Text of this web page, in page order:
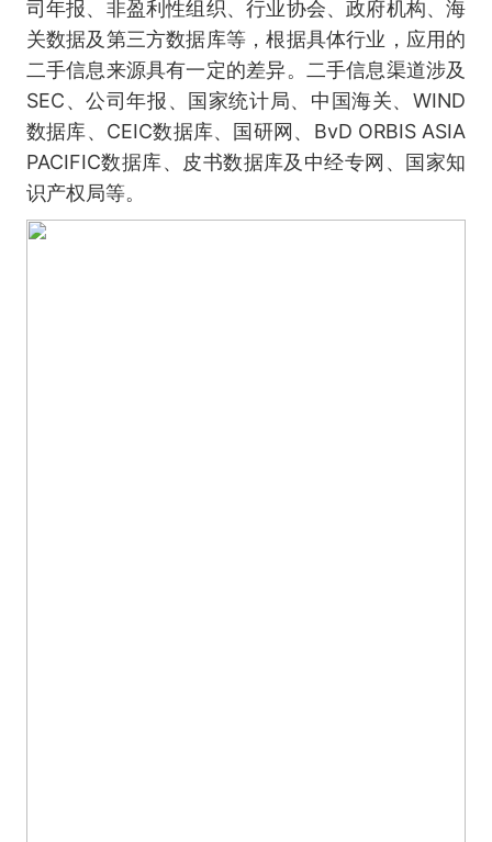
司年报、非盈利性组织、行业协会、政府机构、海
关数据及第三方数据库等，根据具体行业，应用的
二手信息来源具有一定的差异。二手信息渠道涉及
SEC、公司年报、国家统计局、中国海关、WIND
数据库、CEIC数据库、国研网、BvD ORBIS ASIA
PACIFIC数据库、皮书数据库及中经专网、国家知
识产权局等。